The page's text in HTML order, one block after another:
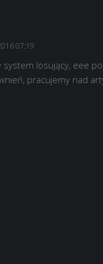
07:19
losujący, eee
pracujemy nad